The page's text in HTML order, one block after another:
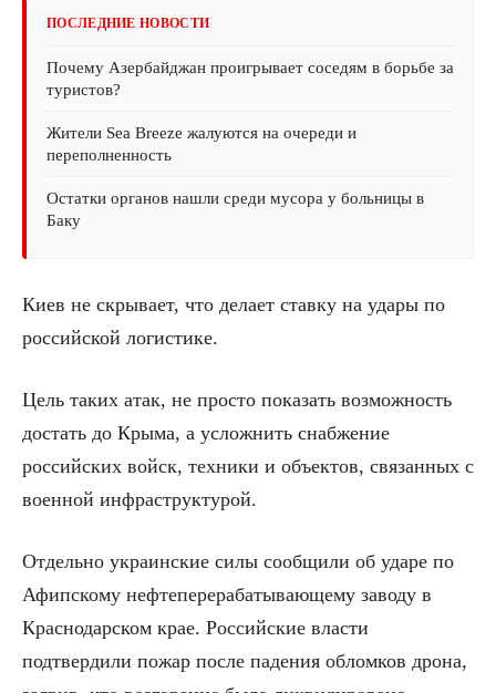
ПОСЛЕДНИЕ НОВОСТИ
Почему Азербайджан проигрывает соседям в борьбе за
туристов?
Жители Sea Breeze жалуются на очереди и
переполненность
Остатки органов нашли среди мусора у больницы в
Баку
Киев не скрывает, что делает ставку на удары по
российской логистике.
Цель таких атак, не просто показать возможность
достать до Крыма, а усложнить снабжение
российских войск, техники и объектов, связанных с
военной инфраструктурой.
Отдельно украинские силы сообщили об ударе по
Афипскому нефтеперерабатывающему заводу в
Краснодарском крае. Российские власти
подтвердили пожар после падения обломков дрона,